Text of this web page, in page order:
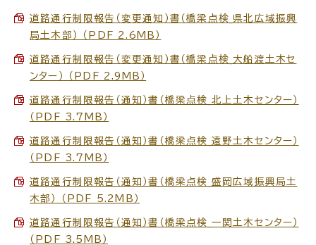
道路通行制限報告（変更通知）書（橋梁点検_県北広域振興
局土木部） （PDF 2.6MB）
道路通行制限報告（変更通知）書（橋梁点検_大船渡土木セ
ンター） （PDF 2.9MB）
道路通行制限報告（通知）書（橋梁点検_北上土木センター）
（PDF 3.7MB）
道路通行制限報告（通知）書（橋梁点検_遠野土木センター）
（PDF 3.7MB）
道路通行制限報告（通知）書（橋梁点検_盛岡広域振興局土
木部） （PDF 5.2MB）
道路通行制限報告（通知）書（橋梁点検_一関土木センター）
（PDF 3.5MB）